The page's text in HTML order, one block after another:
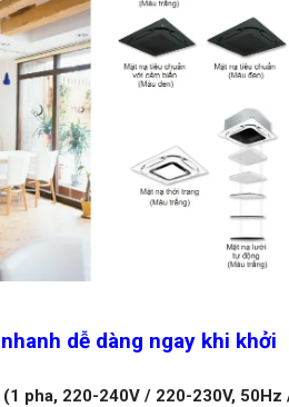
dễ dàng ngay khi khởi
pha, 220-240V / 220-230V, 50Hz